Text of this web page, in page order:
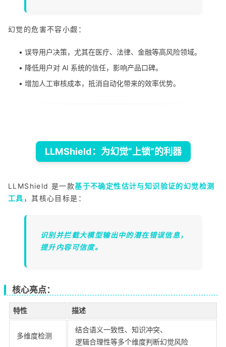
幻觉的危害不容小觑：
• 误导用户决策，尤其在医疗、法律、金融等高风险领域。
• 降低用户对 AI 系统的信任，影响产品口碑。
• 增加人工审核成本，抵消自动化带来的效率优势。
LLMShield：为幻觉“上锁”的利器
LLMShield 是一款基于不确定性估计与知识验证的幻觉检测
工具 ，其核心目标是：
识别并拦截大模型输出中的潜在错误信息，
提升内容可信度。
核心亮点：
特性 描述
多维度检测
结合语义一致性、知识冲突、
逻辑合理性等多个维度判断幻觉风险